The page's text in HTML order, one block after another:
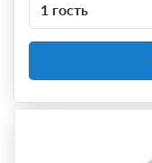
1 гость